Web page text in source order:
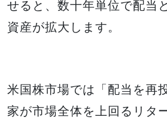
せると、数十年単位で配当
資産が拡大します。
米国株市場では「配当を再
家が市場全体を上回るリタ